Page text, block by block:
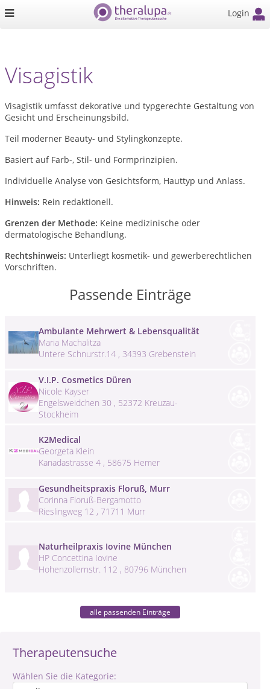
Login
Therapeutensuche
Wählen Sie die Kategorie:
Visagistik
Visagistik umfasst dekorative und typgerechte Gestaltung von
Gesicht und Erscheinungsbild.
Teil moderner Beauty- und Stylingkonzepte.
Basiert auf Farb-, Stil- und Formprinzipien.
Individuelle Analyse von Gesichtsform, Hauttyp und Anlass.
Hinweis: Rein redaktionell.
Grenzen der Methode: Keine medizinische oder
dermatologische Behandlung.
Rechtshinweis: Unterliegt kosmetik- und gewerberechtlichen
Vorschriften.
Passende Einträge
Ambulante Mehrwert & Lebensqualität
Maria Machalitza
Untere Schnurstr.14 , 34393 Grebenstein
V.I.P. Cosmetics Düren
Nicole Kayser
Engelsweidchen 30 , 52372 Kreuzau-
Stockheim
K2Medical
Georgeta Klein
Kanadastrasse 4 , 58675 Hemer
Gesundheitspraxis Floruß, Murr
Corinna Floruß-Bergamotto
Rieslingweg 12 , 71711 Murr
Naturheilpraxis Iovine München
HP Concettina Iovine
Hohenzollernstr. 112 , 80796 München
alle passenden Einträge